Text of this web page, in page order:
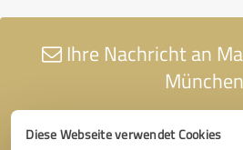
Diese Webseite verwendet Cookies
Ihre Nachricht an
München